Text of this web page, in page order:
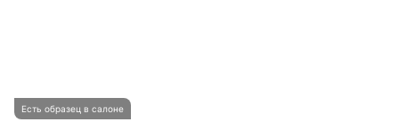
Есть образец в салоне